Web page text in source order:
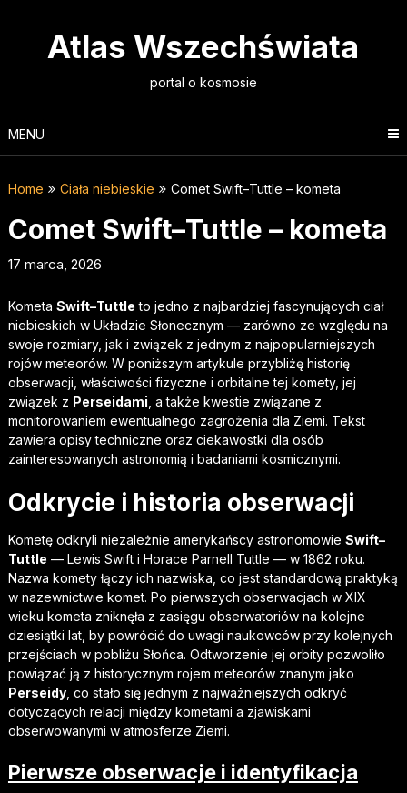
Atlas Wszechświata
portal o kosmosie
MENU
Home Ciała niebieskie Comet Swift–Tuttle – kometa
Comet Swift–Tuttle – kometa
17 marca, 2026
Kometa Swift–Tuttle to jedno z najbardziej fascynujących ciał
niebieskich w Układzie Słonecznym — zarówno ze względu na
swoje rozmiary, jak i związek z jednym z najpopularniejszych
rojów meteorów. W poniższym artykule przybliżę historię
obserwacji, właściwości fizyczne i orbitalne tej komety, jej
związek z Perseidami , a także kwestie związane z
monitorowaniem ewentualnego zagrożenia dla Ziemi. Tekst
zawiera opisy techniczne oraz ciekawostki dla osób
zainteresowanych astronomią i badaniami kosmicznymi.
Odkrycie i historia obserwacji
Kometę odkryli niezależnie amerykańscy astronomowie Swift–
Tuttle — Lewis Swift i Horace Parnell Tuttle — w 1862 roku.
Nazwa komety łączy ich nazwiska, co jest standardową praktyką
w nazewnictwie komet. Po pierwszych obserwacjach w XIX
wieku kometa zniknęła z zasięgu obserwatoriów na kolejne
dziesiątki lat, by powrócić do uwagi naukowców przy kolejnych
przejściach w pobliżu Słońca. Odtworzenie jej orbity pozwoliło
powiązać ją z historycznym rojem meteorów znanym jako
Perseidy, co stało się jednym z najważniejszych odkryć
dotyczących relacji między kometami a zjawiskami
obserwowanymi w atmosferze Ziemi.
Pierwsze obserwacje i identyfikacja